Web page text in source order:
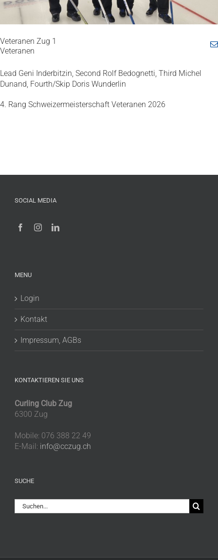
Veteranen Zug 1
Veteranen
Lead Geni Inderbitzin, Second Rolf Bedognetti, Third Michel
Dunand, Fourth/Skip Doris Wunderlin
4. Rang Schweizermeisterschaft Veteranen 2026
SOCIAL MEDIA
MENU
Login
Kontakt
Impressum, AGBs
KONTAKTIEREN SIE UNS
Curling Club Zug
6300 Zug
Mobile: 076 388 22 49
E-Mail: info@cczug.ch
SUCHE
Suche
nach: